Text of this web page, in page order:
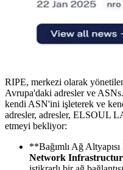
RIPE, merkezi olarak
Avrupa'daki adresler ve
kendi ASN'ini işleterek ve
adresler, adresler, ELSOUL
etmeyi bekliyor:
**Bağımlı Ağ Altyapısı
Network